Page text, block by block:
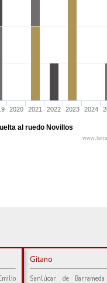
al ruedo Novillos
2020 2021 2022 2023 2024
Gitano
Sanlúcar de